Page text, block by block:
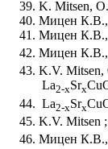
K. Mitsen,
Мицен К.В.,
Мицен К.В.,
Мицен К.В.,
K.V. Mitsen,
La2-xSrx
La2-xSrx
K.V. Mitsen
Мицен К.В.,